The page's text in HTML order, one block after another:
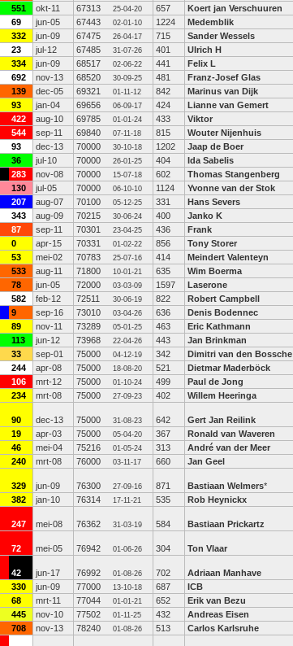
551 okt-11 67313 25-04-20 657 Koert jan Verschuuren
69 jun-05 67443 02-01-10 1224 Medemblik
332 jun-09 67475 26-04-17 715 Sander Wessels
23 jul-12 67485 31-07-26 401 Ulrich H
334 jun-09 68517 02-06-22 441 Felix L
692 nov-13 68520 30-09-25 481 Franz-Josef Glas
139 dec-05 69321 01-11-12 842 Marinus van Dijk
93 jan-04 69656 06-09-17 424 Lianne van Gemert
422 aug-10 69785 01-01-24 433 Viktor
544 sep-11 69840 07-11-18 815 Wouter Nijenhuis
93 dec-13 70000 30-10-18 1202 Jaap de Boer
36 jul-10 70000 26-01-25 404 Ida Sabelis
283 nov-08 70000 15-07-18 602 Thomas Stangenberg
130 jul-05 70000 06-10-10 1124 Yvonne van der Stok
207 aug-07 70100 05-12-25 331 Hans Severs
343 aug-09 70215 30-06-24 400 Janko K
87 sep-11 70301 23-04-25 436 Frank
0 apr-15 70331 01-02-22 856 Tony Storer
53 mei-02 70783 25-07-16 414 Meindert Valenteyn
533 aug-11 71800 10-01-21 635 Wim Boerma
78 jun-05 72000 03-03-09 1597 Laserone
582 feb-12 72511 30-06-19 822 Robert Campbell
9 sep-16 73010 03-04-26 636 Denis Bodennec
89 nov-11 73289 05-01-25 463 Eric Kathmann
113 jun-12 73968 22-04-26 443 Jan Brinkman
33 sep-01 75000 04-12-19 342 Dimitri van den Bossche
244 apr-08 75000 18-08-20 521 Dietmar Maderböck
106 mrt-12 75000 01-10-24 499 Paul de Jong
234 mrt-08 75000 27-09-23 402 Willem Heeringa
90 dec-13 75000 31-08-23 642 Gert Jan Reilink
19 apr-03 75000 05-04-20 367 Ronald van Waveren
46 mei-04 75216 01-05-24 313 André van der Meer
240 mrt-08 76000 03-11-17 660 Jan Geel
329 jun-09 76300 27-09-16 871 Bastiaan Welmers*
382 jan-10 76314 17-11-21 535 Rob Heynickx
247 mei-08 76362 31-03-19 584 Bastiaan Prickartz
72 mei-05 76942 01-06-26 304 Ton Vlaar
42 jun-17 76992 01-08-26 702 Adriaan Manhave
330 jun-09 77000 13-10-18 687 ICB
68 mrt-11 77044 01-01-21 652 Erik van Bezu
445 nov-10 77502 01-11-25 432 Andreas Eisen
708 nov-13 78240 01-08-26 513 Carlos Karlsruhe